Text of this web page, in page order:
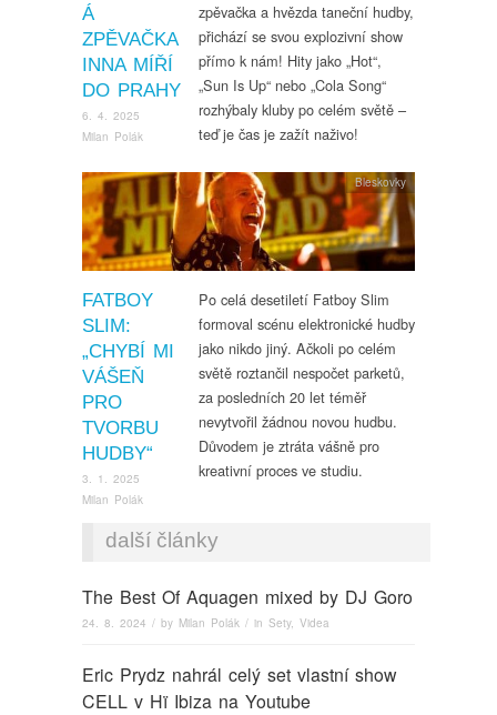
Á
ZPĚVAČKA
INNA MÍŘÍ
DO PRAHY
6. 4. 2025
Milan Polák
zpěvačka a hvězda taneční hudby,
přichází se svou explozivní show
přímo k nám! Hity jako „Hot“,
„Sun Is Up“ nebo „Cola Song“
rozhýbaly kluby po celém světě –
teď je čas je zažít naživo!
FATBOY
SLIM:
„CHYBÍ MI
VÁŠEŇ
PRO
TVORBU
HUDBY“
3. 1. 2025
Milan Polák
Bleskovky
Po celá desetiletí Fatboy Slim
formoval scénu elektronické hudby
jako nikdo jiný. Ačkoli po celém
světě roztančil nespočet parketů,
za posledních 20 let téměř
nevytvořil žádnou novou hudbu.
Důvodem je ztráta vášně pro
kreativní proces ve studiu.
další články
The Best Of Aquagen mixed by DJ Goro
24. 8. 2024 / by Milan Polák / in Sety, Videa
Eric Prydz nahrál celý set vlastní show
CELL v Hï Ibiza na Youtube